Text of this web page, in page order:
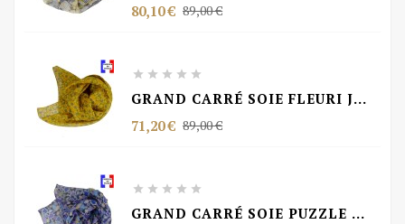
80,10 € 89,00 €
    
GRAND CARRÉ SOIE FLEURI JAUNE MADE IN FRANCE
71,20 € 89,00 €
    
GRAND CARRÉ SOIE PUZZLE BLEU MADE IN FRANCE